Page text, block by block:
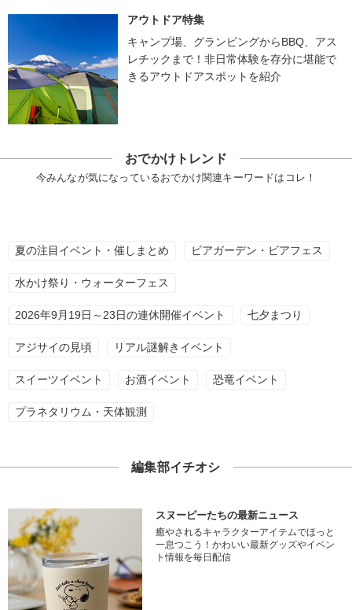
アウトドア特集
キャンプ場、グランピングからBBQ、アス
レチックまで！非日常体験を存分に堪能で
きるアウトドアスポットを紹介
おでかけトレンド
今みんなが気になっているおでかけ関連キーワードはコレ！
夏の注目イベント・催しまとめ ビアガーデン・ビアフェス
水かけ祭り・ウォーターフェス
2026年9月19日～23日の連休開催イベント 七夕まつり
アジサイの見頃 リアル謎解きイベント
スイーツイベント お酒イベント 恐竜イベント
プラネタリウム・天体観測
編集部イチオシ
スヌーピーたちの最新ニュース
癒やされるキャラクターアイテムでほっと
一息つこう！かわいい最新グッズやイベン
ト情報を毎日配信